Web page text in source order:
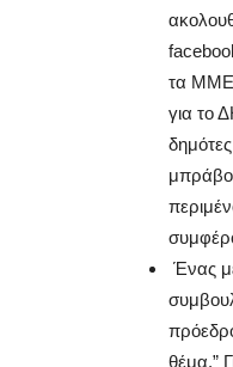
τα ΜΜΕ
για το
μπράβο
Ένας
θέμα.”